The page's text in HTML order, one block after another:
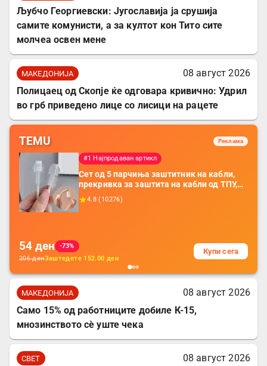
Љубчо Георгиевски: Југославија ја срушија
самите комунисти, а за култот кон Тито сите
молчеа освен мене
МАКЕДОНИЈА
08 август 2026
Полицаец од Скопје ќе одговара кривично: Удрил
во грб приведено лице со лисици на рацете
TEMU Реклама
#1 Најпродаван артикл
Сет од 5 парчиња заштитник на кабли,
прекривка за заштита на кабли од ТПУ,
додатоци за заштита на кабли, без
батерија, за мобилни телефони, комплет
4.8 ( 10276)
54 ден
-73%
206денЗаштедете 152.00 ден
Купи сега
МАКЕДОНИЈА
08 август 2026
Само 15% од работниците добиле К-15,
мнозинството сè уште чека
СВЕТ
08 август 2026